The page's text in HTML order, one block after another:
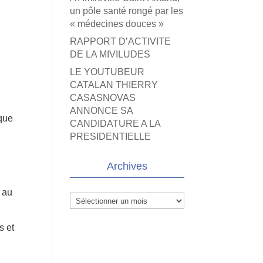
et
un pôle santé rongé par les
« médecines douces »
RAPPORT D’ACTIVITE
DE LA MIVILUDES
LE YOUTUBEUR
CATALAN THIERRY
CASASNOVAS
ANNONCE SA
CANDIDATURE A LA
PRESIDENTIELLE
Archives
Archives